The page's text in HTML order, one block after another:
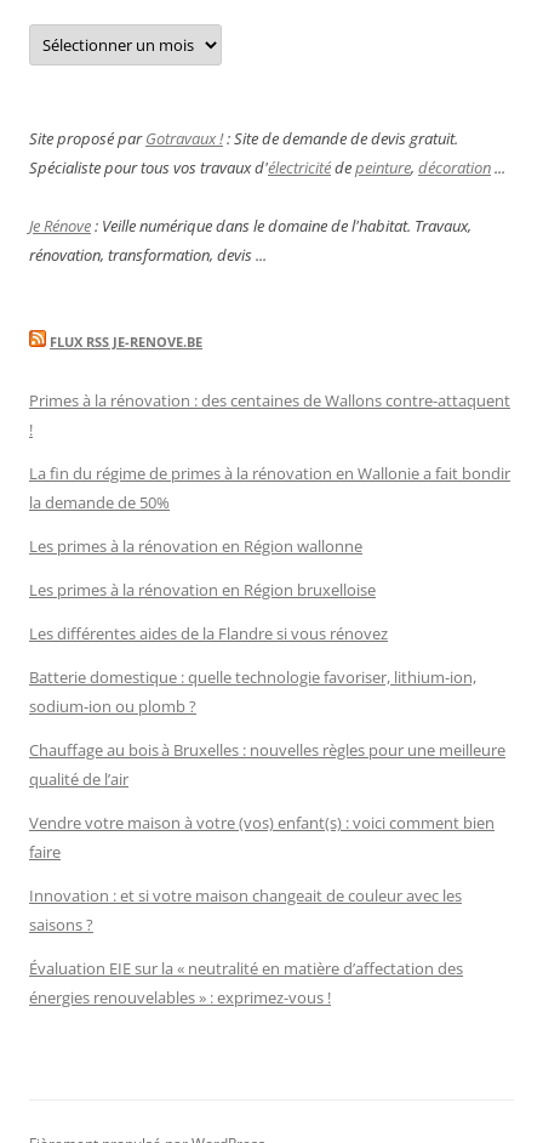
Archives
Site proposé parGotravaux !: Site de demande de devis gratuit.
Spécialiste pour tous vos travaux d'électricitédepeinture, décoration...
Je Rénove: Veille numérique dans le domaine de l'habitat. Travaux,
rénovation, transformation, devis ...
FLUX RSS JE-RENOVE.BE
Primes à la rénovation : des centaines de Wallons contre-attaquent
!
La fin du régime de primes à la rénovation en Wallonie a fait bondir
la demande de 50%
Les primes à la rénovation en Région wallonne
Les primes à la rénovation en Région bruxelloise
Les différentes aides de la Flandre si vous rénovez
Batterie domestique : quelle technologie favoriser, lithium-ion,
sodium-ion ou plomb ?
Chauffage au bois à Bruxelles : nouvelles règles pour une meilleure
qualité de l’air
Vendre votre maison à votre (vos) enfant(s) : voici comment bien
faire
Innovation : et si votre maison changeait de couleur avec les
saisons ?
Évaluation EIE sur la « neutralité en matière d’affectation des
énergies renouvelables » : exprimez-vous !